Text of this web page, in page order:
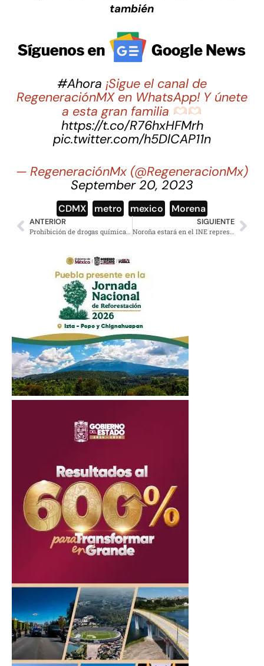
también
#Ahora ¡Sigue el canal de
RegeneraciónMX en WhatsApp! Y únete
a esta gran familia
https://t.co/R76hxHFMrh
pic.twitter.com/h5DlCAP11n
— RegeneraciónMx (@RegeneracionMx)
September 20, 2023
CDMX metro mexico Morena
ANTERIOR SIGUIENTE